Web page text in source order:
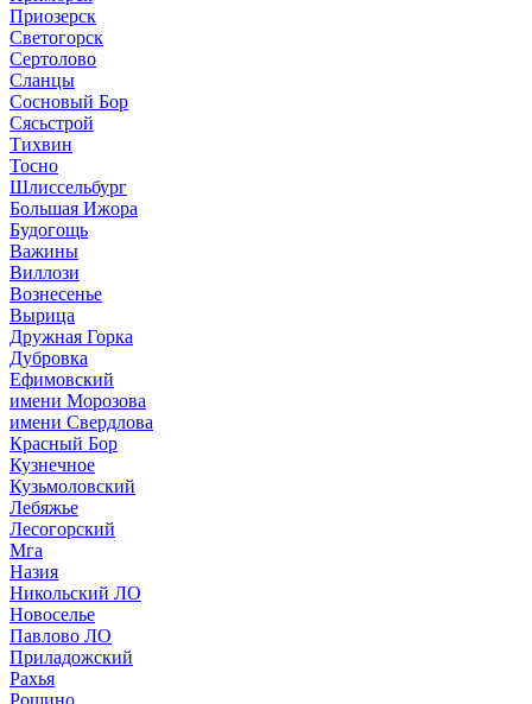
Приозерск
Светогорск
Сертолово
Сланцы
Сосновый Бор
Сясьстрой
Тихвин
Тосно
Шлиссельбург
Большая Ижора
Будогощь
Важины
Виллози
Вознесенье
Вырица
Дружная Горка
Дубровка
Ефимовский
имени Морозова
имени Свердлова
Красный Бор
Кузнечное
Кузьмоловский
Лебяжье
Лесогорский
Мга
Назия
Никольский ЛО
Новоселье
Павлово ЛО
Приладожский
Рахья